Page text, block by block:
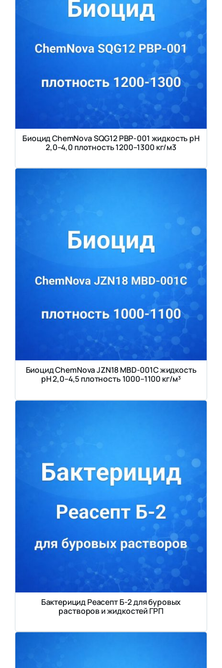
Биоцид ChemNova SQG12 PBP-001 жидкость pH
2,0–4,0 плотность 1200–1300 кг/м3
Биоцид ChemNova JZN18 MBD-001C жидкость
pH 2,0–4,5 плотность 1000–1100 кг/м³
Бактерицид Реасепт Б-2 для буровых
растворов и жидкостей ГРП